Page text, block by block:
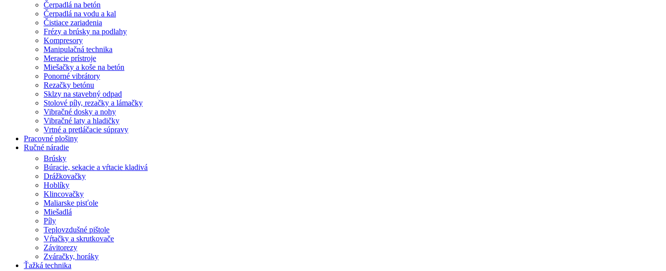
Čerpadlá na betón
Čerpadlá na vodu a kal
Čistiace zariadenia
Frézy a brúsky na podlahy
Kompresory
Manipulačná technika
Meracie prístroje
Miešačky a koše na betón
Ponorné vibrátory
Rezačky betónu
Sklzy na stavebný odpad
Stolové píly, rezačky a lámačky
Vibračné dosky a nohy
Vibračné laty a hladičky
Vrtné a pretláčacie súpravy
Pracovné plošiny
Ručné náradie
Brúsky
Búracie, sekacie a vŕtacie kladivá
Drážkovačky
Hoblíky
Klincovačky
Maliarske pisťole
Miešadlá
Píly
Teplovzdušné pištole
Vŕtačky a skrutkovače
Závitorezy
Zváračky, horáky
Ťažká technika